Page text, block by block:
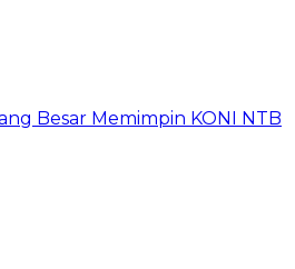
Besar Memimpin KONI NTB